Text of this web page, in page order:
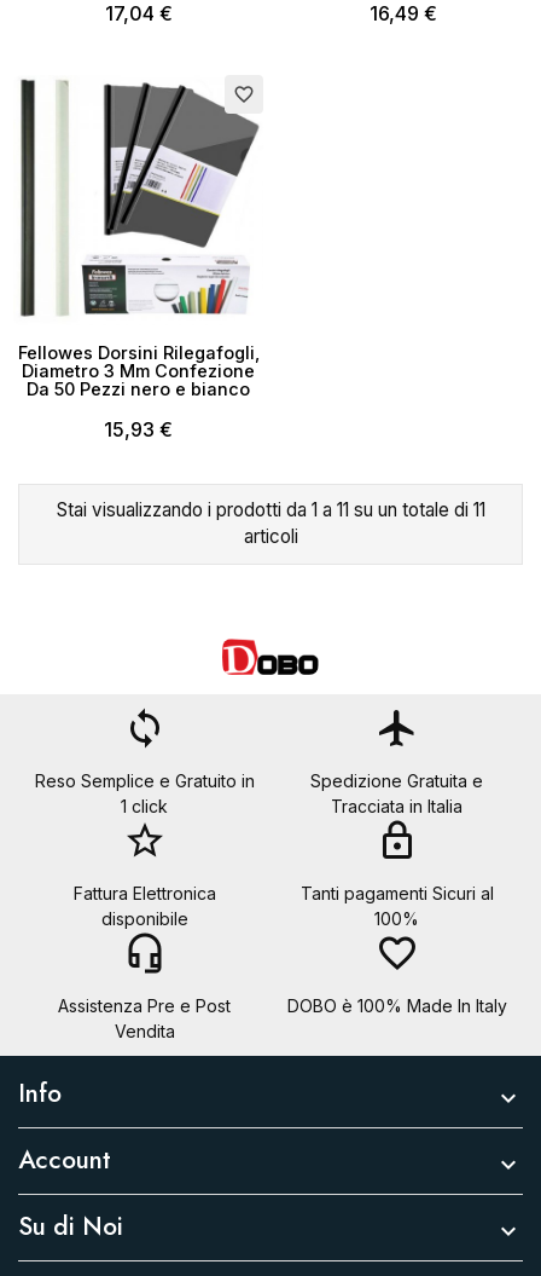
17,04 € 16,49 €
favorite_border
Fellowes Dorsini Rilegafogli,
Diametro 3 Mm Confezione
Da 50 Pezzi nero e bianco
15,93 €
Stai visualizzando i prodotti da 1 a 11 su un totale di 11
articoli
loop
Reso Semplice e Gratuito in
1 click
flight
Spedizione Gratuita e
Tracciata in Italia
star_border
Fattura Elettronica
disponibile
lock
Tanti pagamenti Sicuri al
100%
headset_mic
Assistenza Pre e Post
Vendita
favorite_border
DOBO è 100% Made In Italy
Info 
Account 
Su di Noi 